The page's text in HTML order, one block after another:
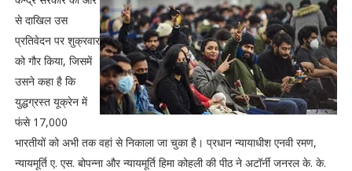
से दाखिल उस
प्रतिवेदन पर शुक्रवार
को गौर किया, जिसमें
उसने कहा है कि
युद्धग्रस्त यूक्रेन में
फंसे 17,000
भारतीयों को अभी तक वहां से निकाला जा चुका है। प्रधान न्यायाधीश एनवी रमण,
न्यायमूर्ति ए. एस. बोपन्ना और न्यायमूर्ति हिमा कोहली की पीठ ने अटॉर्नी जनरल के. के.